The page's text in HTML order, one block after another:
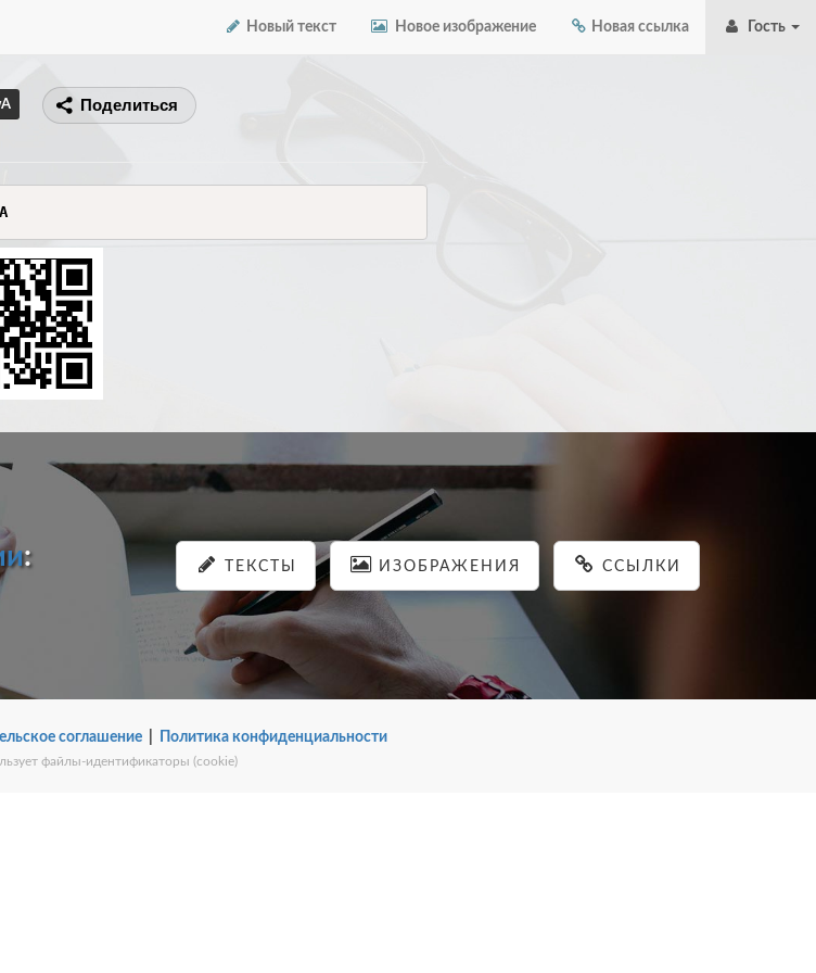
Новый текст Новое изображение Новая ссылка Гость
Поделиться
: ТЕКСТЫ ИЗОБРАЖЕНИЯ ССЫЛКИ
соглашение| Политика конфиденциальности
файлы-идентификаторы (cookie)